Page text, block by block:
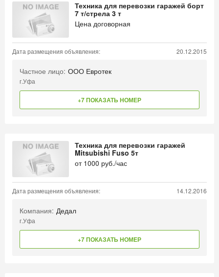
Техника для перевозки гаражей борт
7 т/стрела 3 т
Цена договорная
Дата размещения объявления: 20.12.2015
Частное лицо: ООО Евротек
г.Уфа
+7 ПОКАЗАТЬ НОМЕР
Техника для перевозки гаражей
Mitsubishi Fuso 5т
от 1000 руб./час
Дата размещения объявления: 14.12.2016
Компания: Дедал
г.Уфа
+7 ПОКАЗАТЬ НОМЕР